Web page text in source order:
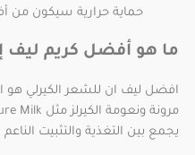
حماية حرارية سيكون من
ما هو أفضل كريم ليف
افضل ليف ان للشعر الكيرلي هو
يجمع بين التغذية والتثبيت